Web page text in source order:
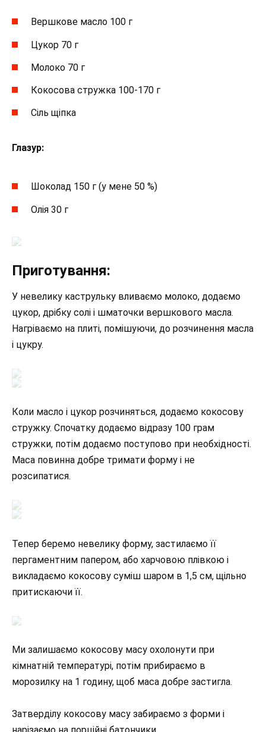
Вершкове масло 100 г
Цукор 70 г
Молоко 70 г
Кокосова стружка 100-170 г
Сіль щіпка
Глазур:
Шоколад 150 г (у мене 50 %)
Олія 30 г
Приготування:
У невелику каструльку вливаємо молоко, додаємо
цукор, дрібку солі і шматочки вершкового масла.
Нагріваємо на плиті, помішуючи, до розчинення масла
і цукру.
Коли масло і цукор розчиняться, додаємо кокосову
стружку. Спочатку додаємо відразу 100 грам
стружки, потім додаємо поступово при необхідності.
Маса повинна добре тримати форму і не
розсипатися.
Тепер беремо невелику форму, застилаємо її
пергаментним папером, або харчовою плівкою і
викладаємо кокосову суміш шаром в 1,5 см, щільно
притискаючи її.
Ми залишаємо кокосову масу охолонути при
кімнатній температурі, потім прибираємо в
морозилку на 1 годину, щоб маса добре застигла.
Затверділу кокосову масу забираємо з форми і